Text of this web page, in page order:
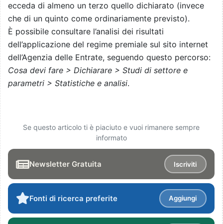
ecceda di almeno un terzo quello dichiarato (invece
che di un quinto come ordinariamente previsto).
È possibile consultare l’analisi dei risultati
dell’applicazione del regime premiale sul sito internet
dell’Agenzia delle Entrate, seguendo questo percorso:
Cosa devi fare > Dichiarare > Studi di settore e
parametri > Statistiche e analisi.
Se questo articolo ti è piaciuto e vuoi rimanere sempre
informato
Newsletter Gratuita Iscriviti
Fonti di ricerca preferite Aggiungi